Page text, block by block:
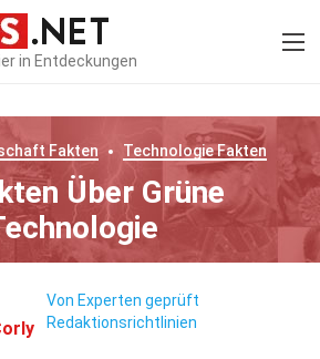
in Entdeckungen
Fakten TechnologieFakten
Über Grüne
Von Experten geprüft
Redaktionsrichtlinien